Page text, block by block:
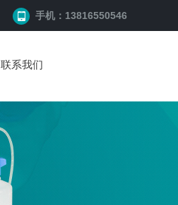
手机：13816550546
联系我们